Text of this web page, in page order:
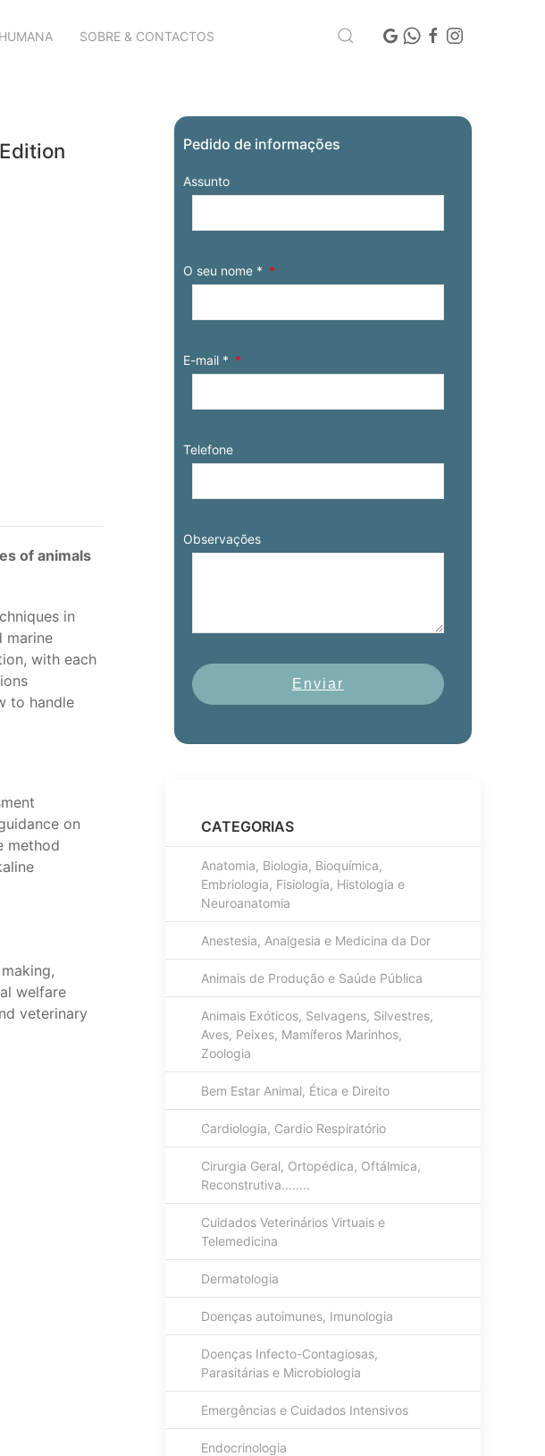
SOBRE & CONTACTOS
of animals
in
marine
with each
to handle
on
method
welfare
veterinary
Pedido de informações
Assunto
O seu nome *
E-mail *
Telefone
Observações
Enviar
CATEGORIAS
Anatomia, Biologia, Bioquímica,
Embriologia, Fisiologia, Histologia e
Neuroanatomia
Anestesia, Analgesia e Medicina da Dor
Animais de Produção e Saúde Pública
Animais Exóticos, Selvagens, Silvestres,
Aves, Peixes, Mamíferos Marinhos,
Zoologia
Bem Estar Animal, Ética e Direito
Cardiologia, Cardio Respiratório
Cirurgia Geral, Ortopédica, Oftálmica,
Reconstrutiva........
Cuidados Veterinários Virtuais e
Telemedicina
Dermatologia
Doenças autoimunes, Imunologia
Doenças Infecto-Contagiosas,
Parasitárias e Microbiologia
Emergências e Cuidados Intensivos
Endocrinologia